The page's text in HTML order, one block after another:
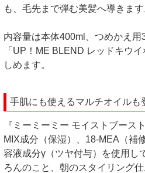
も、毛先まで弾む美髪へ導きます
内容量は本体400ml、つめかえ用
「UP！ME BLEND レッドキウ
しめます。
手肌にも使えるマルチオイルも
『ミーミーミー モイストブース
MIX成分（保湿）、18-MEA（補
容液成分γ（ツヤ付与）を使用し
ろんのこと、朝のスタイリング